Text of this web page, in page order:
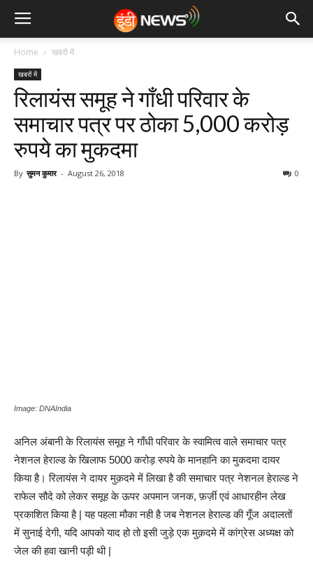
Home खबरों में
खबरों में
रिलायंस समूह ने गाँधी परिवार के
समाचार पत्र पर ठोका 5,000 करोड़
रुपये का मुकदमा
By सुमन कुमार - August 26, 2018 0
Image: DNAIndia
अनिल अंबानी के रिलायंस समूह ने गाँधी परिवार के स्वामित्व वाले समाचार पत्र
नेशनल हेराल्ड के खिलाफ 5000 करोड़ रुपये के मानहानि का मुकदमा दायर
किया है। रिलायंस ने दायर मुक़दमे में लिखा है की समाचार पत्र नेशनल हेराल्ड ने
राफेल सौदे को लेकर समूह के ऊपर अपमान जनक, फ़र्ज़ी एवं आधारहीन लेख
प्रकाशित किया है | यह पहला मौका नही है जब नेशनल हेराल्ड की गूँज अदालतों
में सुनाई देगी, यदि आपको याद हो तो इसी जुड़े एक मुक़दमे में कांग्रेस अध्यक्ष को
जेल की हवा खानी पड़ी थी |